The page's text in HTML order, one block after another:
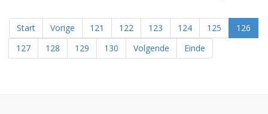
Start Vorige 121 122 123 124 125
126
127
128 129 130 Volgende Einde